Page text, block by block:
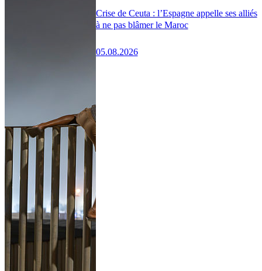
Crise de Ceuta : l’Espagne appelle ses alliés
à ne pas blâmer le Maroc
05.08.2026